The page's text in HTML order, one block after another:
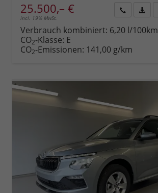
25.500,– €
incl. 19% MwSt.
anfordern
Datei,
Verbrauch kombiniert: 6,20 l/100km
CO2-Klasse: E
CO2-Emissionen: 141,00 g/km